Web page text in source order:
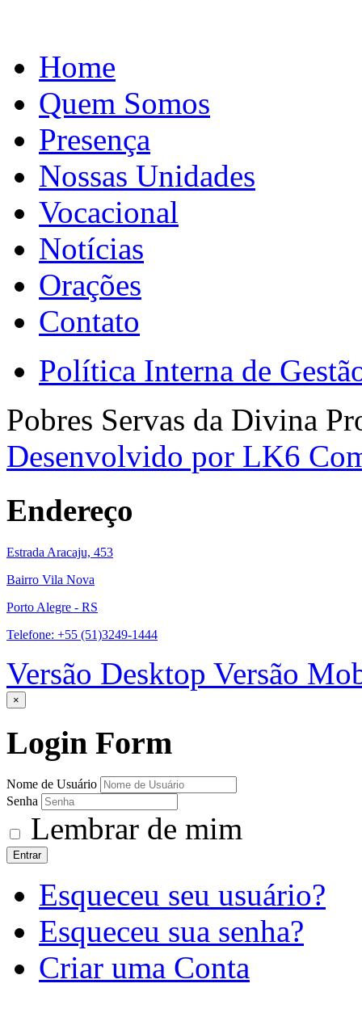
Home
Quem Somos
Presença
Nossas Unidades
Vocacional
Notícias
Orações
Contato
Política Interna de
Pobres Servas da Divina
Desenvolvido por LK6
Endereço
Estrada Aracaju, 453
Bairro Vila Nova
Porto Alegre - RS
Telefone: +55 (51)3249-1444
Versão Desktop Versão
×
Login Form
Nome de Usuário
Senha
Lembrar de mim
Entrar
Esqueceu seu usuário?
Esqueceu sua senha?
Criar uma Conta